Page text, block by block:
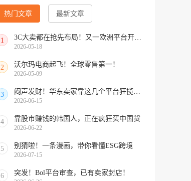
热门文章 最新文章
1 3C大卖都在抢先布局！又一欧洲平台开放中国招商
2026-05-18
2 沃尔玛电商起飞！全球零售第一！
2026-05-09
3 闷声发财！华东卖家靠这几个平台狂揽北美订单，华南机会来了！
2026-06-15
4 靠股市赚钱的韩国人，正在疯狂买中国货
2026-06-22
5 别猜啦！一条漫画，带你看懂ESG跨境
2026-07-15
6 突发！Bol平台审查，已有卖家封店！